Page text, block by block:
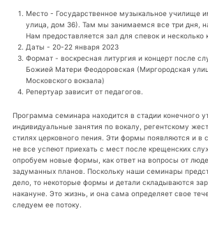
Место - Государственное музыкальное училище
улица, дом 36). Там мы занимаемся все три дня,
Нам предоставляется зал для спевок и несколько
Даты - 20-22 января 2023
Формат - воскресная литургия и концерт после
Божией Матери Феодоровская (Миргородская
Московского вокзала)
Репертуар зависит от педагогов.
Программа семинара находится в стадии конечного
индивидуальные занятия по вокалу, регентскому
стилях церковного пения. Эти формы появляются и в
не все успеют приехать с мест после крещенских
опробуем новые формы, как ответ на вопросы от
задуманных планов. Поскольку наши семинары
дело, то некоторые формы и детали складываются
накануне. Это жизнь, и она сама определяет свое
следуем ее потоку.